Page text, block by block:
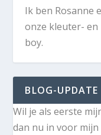
Ik ben Rosanne
onze kleuter-
boy.
BLOG-UPDATE
Wil je als eerste
dan nu in voor